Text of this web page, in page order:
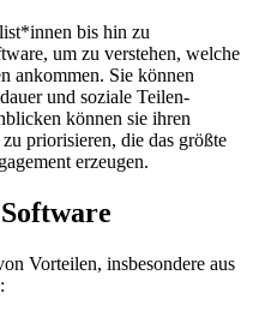
bis hin zu
um zu verstehen, welche
ankommen. Sie können
und soziale Teilen-
können sie ihren
priorisieren, die das größte
erzeugen.
Vorteilen, insbesondere aus